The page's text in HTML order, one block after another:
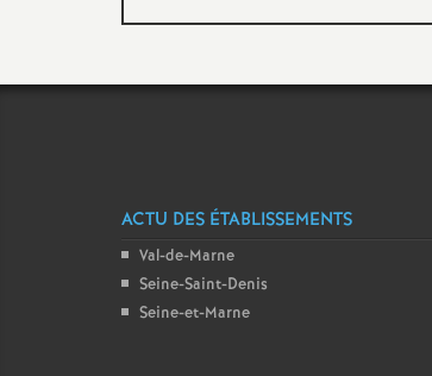
ACTU DES ÉTABLISSEMENTS
Val-de-Marne
Seine-Saint-Denis
Seine-et-Marne